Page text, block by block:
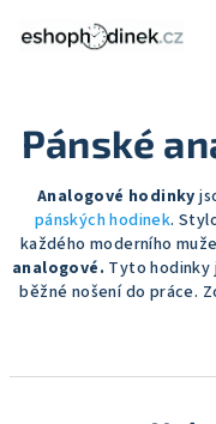
Pánské
Analogové hodinky
pánských hodinek.
každého moderního
analogové. Tyto hodinky
běžné nošení do práce.